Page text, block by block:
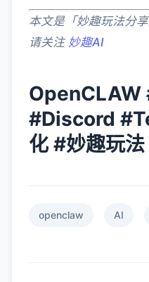
本文是「妙趣玩法分
请关注 妙趣AI
OpenCLAW
#Discord
化 #妙趣玩法
openclaw AI